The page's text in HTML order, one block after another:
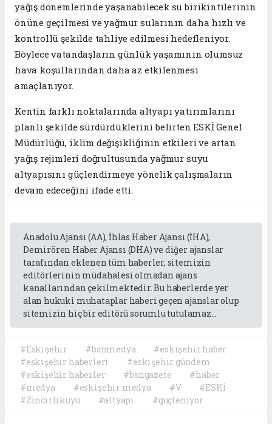
yağış dönemlerinde yaşanabilecek su birikintilerinin
önüne geçilmesi ve yağmur sularının daha hızlı ve
kontrollü şekilde tahliye edilmesi hedefleniyor.
Böylece vatandaşların günlük yaşamının olumsuz
hava koşullarından daha az etkilenmesi
amaçlanıyor.
Kentin farklı noktalarında altyapı yatırımlarını
planlı şekilde sürdürdüklerini belirten ESKİ Genel
Müdürlüğü, iklim değişikliğinin etkileri ve artan
yağış rejimleri doğrultusunda yağmur suyu
altyapısını güçlendirmeye yönelik çalışmaların
devam edeceğini ifade etti.
Anadolu Ajansı (AA), İhlas Haber Ajansı (İHA),
Demirören Haber Ajansı (DHA) ve diğer ajanslar
tarafından eklenen tüm haberler, sitemizin
editörlerinin müdahalesi olmadan ajans
kanallarından çekilmektedir. Bu haberlerde yer
alan hukuki muhataplar haberi geçen ajanslar olup
sitemizin hiç bir editörü sorumlu tutulamaz...
#Eskişehir #bsnmedya
#eskişehir haber
#eskişehir haberleri
#eskişehir gündem
#eskişehir haberler
#bsngazete
#haber
#medya
#eskişehir medya #V
#ESKİ
#Zincirlikuyu
#altyapı #güçleniyor